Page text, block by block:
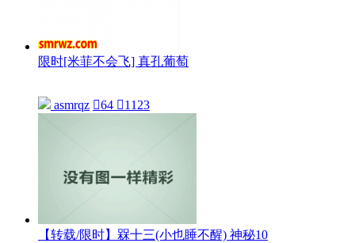
限时[米菲不会飞] 真孔葡萄
asmrqz 64 1123
【转载/限时】槑十三(小也睡不醒) 神秘10